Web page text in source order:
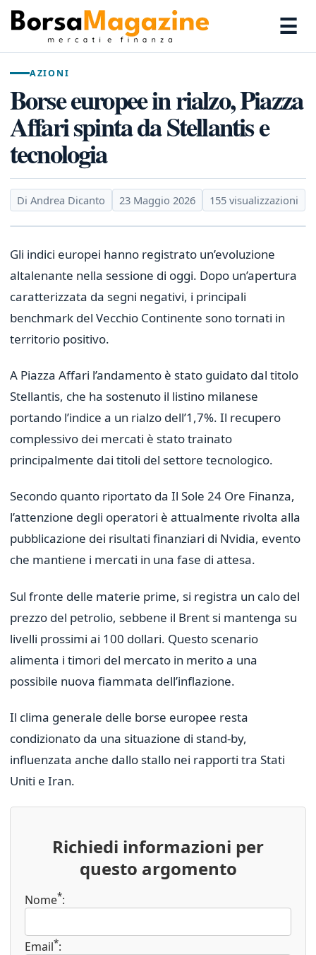
☰
AZIONI
Borse europee in rialzo, Piazza
Affari spinta da Stellantis e
tecnologia
Di Andrea Dicanto 23 Maggio 2026 155 visualizzazioni
Gli indici europei hanno registrato un’evoluzione
altalenante nella sessione di oggi. Dopo un’apertura
caratterizzata da segni negativi, i principali
benchmark del Vecchio Continente sono tornati in
territorio positivo.
A Piazza Affari l’andamento è stato guidato dal titolo
Stellantis, che ha sostenuto il listino milanese
portando l’indice a un rialzo dell’1,7%. Il recupero
complessivo dei mercati è stato trainato
principalmente dai titoli del settore tecnologico.
Secondo quanto riportato da Il Sole 24 Ore Finanza,
l’attenzione degli operatori è attualmente rivolta alla
pubblicazione dei risultati finanziari di Nvidia, evento
che mantiene i mercati in una fase di attesa.
Sul fronte delle materie prime, si registra un calo del
prezzo del petrolio, sebbene il Brent si mantenga su
livelli prossimi ai 100 dollari. Questo scenario
alimenta i timori del mercato in merito a una
possibile nuova fiammata dell’inflazione.
Il clima generale delle borse europee resta
condizionato da una situazione di stand-by,
influenzata anche dallo stallo nei rapporti tra Stati
Uniti e Iran.
Richiedi informazioni per
questo argomento
Nome*:
Email*: